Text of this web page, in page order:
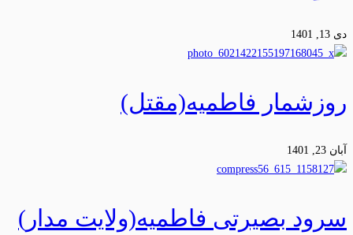
دی 13, 1401
روزشمار فاطمیه(مقتل)
آبان 23, 1401
سرود بصیرتی فاطمیه(ولایت مدار)